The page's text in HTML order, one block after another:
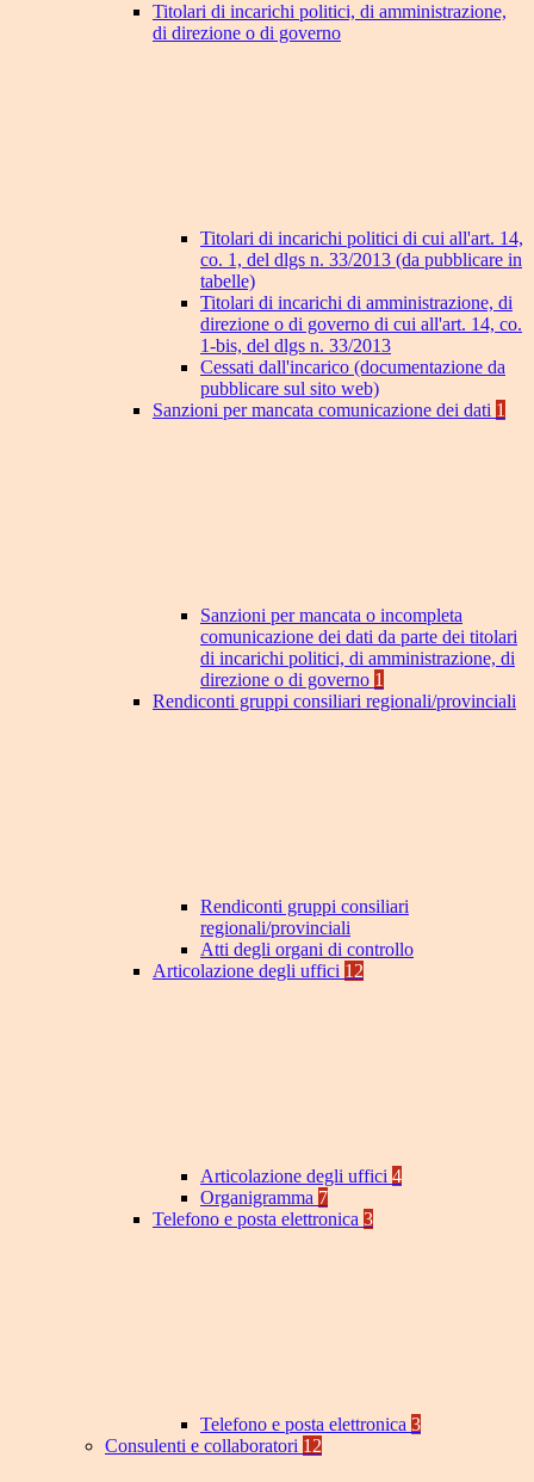
Titolari di incarichi politici, di amministrazione,
di direzione o di governo
Titolari di incarichi politici di cui all'art. 14,
co. 1, del dlgs n. 33/2013 (da pubblicare in
tabelle)
Titolari di incarichi di amministrazione, di
direzione o di governo di cui all'art. 14, co.
1-bis, del dlgs n. 33/2013
Cessati dall'incarico (documentazione da
pubblicare sul sito web)
Sanzioni per mancata comunicazione dei dati 1
Sanzioni per mancata o incompleta
comunicazione dei dati da parte dei titolari
di incarichi politici, di amministrazione, di
direzione o di governo 1
Rendiconti gruppi consiliari regionali/provinciali
Rendiconti gruppi consiliari
regionali/provinciali
Atti degli organi di controllo
Articolazione degli uffici 12
Articolazione degli uffici 4
Organigramma 7
Telefono e posta elettronica 3
Telefono e posta elettronica 3
Consulenti e collaboratori 12